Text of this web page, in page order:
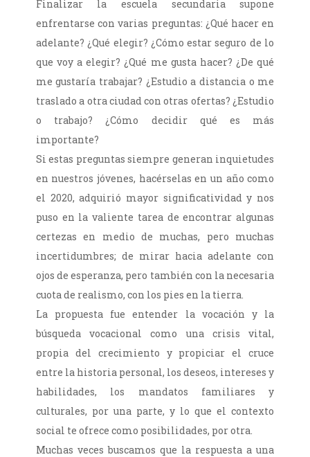
Finalizar la escuela secundaria supone
enfrentarse con varias preguntas: ¿Qué hacer en
adelante? ¿Qué elegir? ¿Cómo estar seguro de lo
que voy a elegir? ¿Qué me gusta hacer? ¿De qué
me gustaría trabajar? ¿Estudio a distancia o me
traslado a otra ciudad con otras ofertas? ¿Estudio
o trabajo? ¿Cómo decidir qué es más
importante?
Si estas preguntas siempre generan inquietudes
en nuestros jóvenes, hacérselas en un año como
el 2020, adquirió mayor significatividad y nos
puso en la valiente tarea de encontrar algunas
certezas en medio de muchas, pero muchas
incertidumbres; de mirar hacia adelante con
ojos de esperanza, pero también con la necesaria
cuota de realismo, con los pies en la tierra.
La propuesta fue entender la vocación y la
búsqueda vocacional como una crisis vital,
propia del crecimiento y propiciar el cruce
entre la historia personal, los deseos, intereses y
habilidades, los mandatos familiares y
culturales, por una parte, y lo que el contexto
social te ofrece como posibilidades, por otra.
Muchas veces buscamos que la respuesta a una